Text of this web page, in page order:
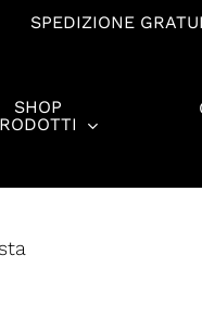
SPEDIZIONE
chiudere
SHOP